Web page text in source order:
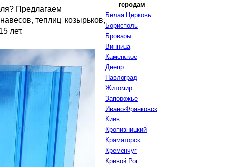
Предлагаем
теплиц, козырьков,
лет.
городам
Белая Церковь
Борисполь
Бровары
Винница
Каменское
Днепр
Павлоград
Житомир
Запорожье
Ивано-Франковск
Киев
Кропивницкий
Краматорск
Кременчуг
Кривой Рог